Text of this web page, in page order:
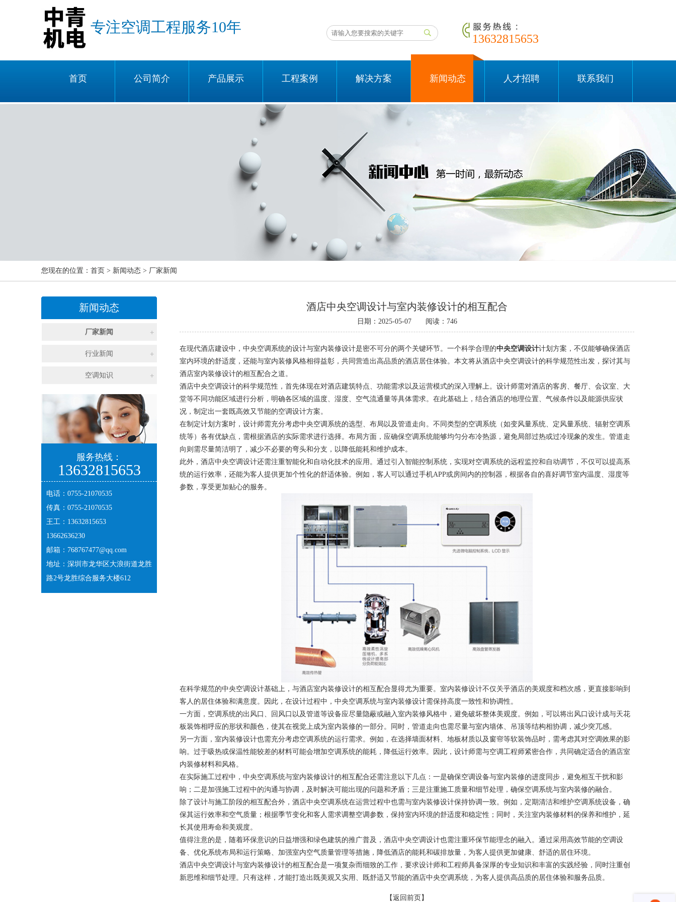
专注空调工程服务10年
13632815653
首页 公司简介 产品展示 工程案例 解决方案 新闻动态 人才招聘 联系我们
您现在的位置： 首页 > 新闻动态 > 厂家新闻
新闻动态
厂家新闻
行业新闻
空调知识
服务热线：
13632815653
电话：0755-21070535
传真：0755-21070535
王工：13632815653
13662636230
邮箱： 768767477@qq.com
地址：深圳市龙华区大浪街道龙胜
路2号龙胜综合服务大楼612
酒店中央空调设计与室内装修设计的相互配合
日期：2025-05-07 阅读：746
在现代酒店建设中，中央空调系统的设计与室内装修设计是密不可分的两个关键环节。一个科学合理的中央空调设计计划方案，不仅能够确保酒店
室内环境的舒适度，还能与室内装修风格相得益彰，共同营造出高品质的酒店居住体验。本文将从酒店中央空调设计的科学规范性出发，探讨其与
酒店室内装修设计的相互配合之道。
酒店中央空调设计的科学规范性，首先体现在对酒店建筑特点、功能需求以及运营模式的深入理解上。设计师需对酒店的客房、餐厅、会议室、大
堂等不同功能区域进行分析，明确各区域的温度、湿度、空气流通量等具体需求。在此基础上，结合酒店的地理位置、气候条件以及能源供应状
况，制定出一套既高效又节能的空调设计方案。
在制定计划方案时，设计师需充分考虑中央空调系统的选型、布局以及管道走向。不同类型的空调系统（如变风量系统、定风量系统、辐射空调系
统等）各有优缺点，需根据酒店的实际需求进行选择。布局方面，应确保空调系统能够均匀分布冷热源，避免局部过热或过冷现象的发生。管道走
向则需尽量简洁明了，减少不必要的弯头和分支，以降低能耗和维护成本。
此外，酒店中央空调设计还需注重智能化和自动化技术的应用。通过引入智能控制系统，实现对空调系统的远程监控和自动调节，不仅可以提高系
统的运行效率，还能为客人提供更加个性化的舒适体验。例如，客人可以通过手机APP或房间内的控制器，根据各自的喜好调节室内温度、湿度等
参数，享受更加贴心的服务。
在科学规范的中央空调设计基础上，与酒店室内装修设计的相互配合显得尤为重要。室内装修设计不仅关乎酒店的美观度和档次感，更直接影响到
客人的居住体验和满意度。因此，在设计过程中，中央空调系统与室内装修设计需保持高度一致性和协调性。
一方面，空调系统的出风口、回风口以及管道等设备应尽量隐蔽或融入室内装修风格中，避免破坏整体美观度。例如，可以将出风口设计成与天花
板装饰相呼应的形状和颜色，使其在视觉上成为室内装修的一部分。同时，管道走向也需尽量与室内墙体、吊顶等结构相协调，减少突兀感。
另一方面，室内装修设计也需充分考虑空调系统的运行需求。例如，在选择墙面材料、地板材质以及窗帘等软装饰品时，需考虑其对空调效果的影
响。过于吸热或保温性能较差的材料可能会增加空调系统的能耗，降低运行效率。因此，设计师需与空调工程师紧密合作，共同确定适合的酒店室
内装修材料和风格。
在实际施工过程中，中央空调系统与室内装修设计的相互配合还需注意以下几点：一是确保空调设备与室内装修的进度同步，避免相互干扰和影
响；二是加强施工过程中的沟通与协调，及时解决可能出现的问题和矛盾；三是注重施工质量和细节处理，确保空调系统与室内装修的融合。
除了设计与施工阶段的相互配合外，酒店中央空调系统在运营过程中也需与室内装修设计保持协调一致。例如，定期清洁和维护空调系统设备，确
保其运行效率和空气质量；根据季节变化和客人需求调整空调参数，保持室内环境的舒适度和稳定性；同时，关注室内装修材料的保养和维护，延
长其使用寿命和美观度。
值得注意的是，随着环保意识的日益增强和绿色建筑的推广普及，酒店中央空调设计也需注重环保节能理念的融入。通过采用高效节能的空调设
备、优化系统布局和运行策略、加强室内空气质量管理等措施，降低酒店的能耗和碳排放量，为客人提供更加健康、舒适的居住环境。
酒店中央空调设计与室内装修设计的相互配合是一项复杂而细致的工作，要求设计师和工程师具备深厚的专业知识和丰富的实践经验，同时注重创
新思维和细节处理。只有这样，才能打造出既美观又实用、既舒适又节能的酒店中央空调系统，为客人提供高品质的居住体验和服务品质。
【返回前页】